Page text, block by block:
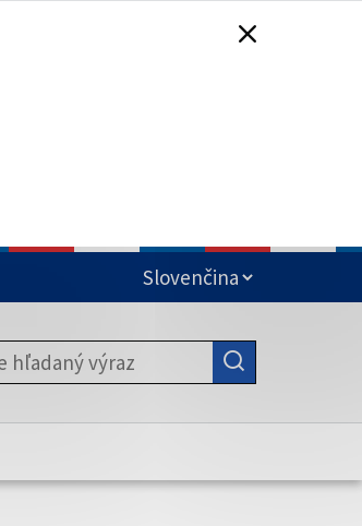
stránka vždy začína
NA NOVEJ KARTE
NA NOVEJ KARTE
NA NOVEJ KARTE